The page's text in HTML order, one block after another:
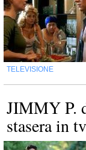
TELEVISIONE
JIMMY P.
stasera in